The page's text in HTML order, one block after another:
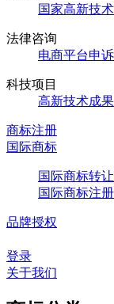
国家高新技
法律咨询
电商平台申诉
科技项目
高新技术成
商标注册
国际商标
国际商标转让
国际商标注册
品牌授权
登录
关于我们